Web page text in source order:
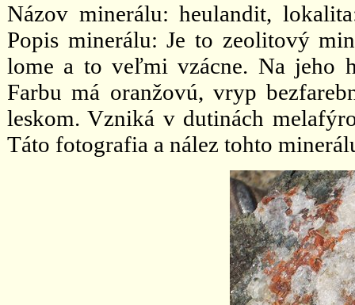
Názov minerálu: heulandit,
Popis minerálu: Je to zeolitový
lome a to veľmi vzácne. Na jeho
Farbu má oranžovú, vryp
leskom. Vzniká v dutinách
Táto fotografia a nález tohto